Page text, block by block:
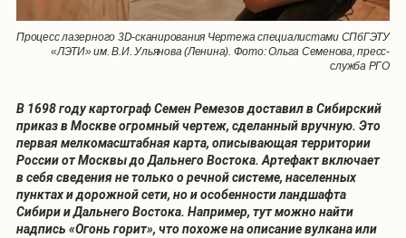
Процесс лазерного 3D-сканирования Чертежа специалистами СПбГЭТУ
«ЛЭТИ» им. В.И. Ульянова (Ленина). Фото: Ольга Семенова, пресс-
служба РГО
В 1698 году картограф Семен Ремезов доставил в Сибирский
приказ в Москве огромный чертеж, сделанный вручную. Это
первая мелкомасштабная карта, описывающая территории
России от Москвы до Дальнего Востока. Артефакт включает
в себя сведения не только о речной системе, населенных
пунктах и дорожной сети, но и особенности ландшафта
Сибири и Дальнего Востока. Например, тут можно найти
надпись «Огонь горит», что похоже на описание вулкана или